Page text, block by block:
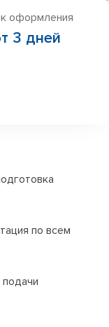
оформления
3 дней
по всем
подачи